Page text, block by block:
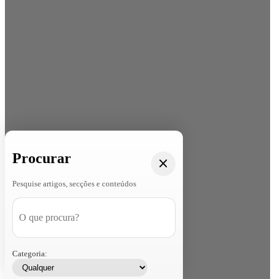
Procurar
Pesquise artigos, secções e conteúdos
Categoria: